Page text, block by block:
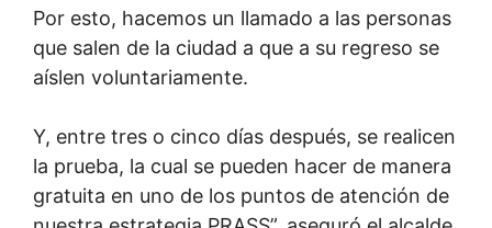
Por esto, hacemos un llamado a las personas
que salen de la ciudad a que a su regreso se
aíslen voluntariamente.
Y, entre tres o cinco días después, se realicen
la prueba, la cual se pueden hacer de manera
gratuita en uno de los puntos de atención de